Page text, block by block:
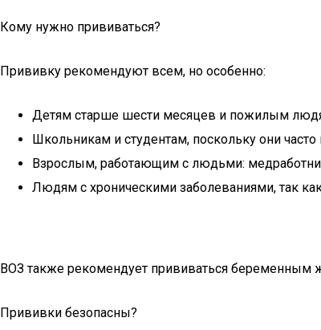
Кому нужно прививаться?
Прививку рекомендуют всем, но особенно:
Детям старше шести месяцев и пожилым
Школьникам и студентам, поскольку они
Взрослым, работающим с людьми:
Людям с хроническими заболеваниями, так
ВОЗ также рекомендует прививаться беременным
Прививки безопасны?